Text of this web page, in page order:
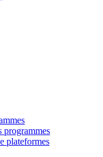
programmes
plateformes